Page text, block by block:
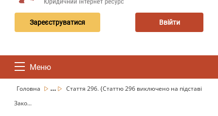
Зареєструватися Ввійти
Меню
Головна ...
Стаття 296. {Статтю 296 виключено на підставі
Зако...